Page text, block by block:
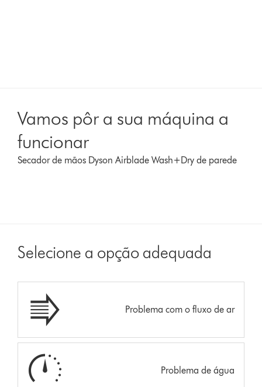
Vamos pôr a sua máquina a
funcionar
Secador de mãos Dyson Airblade Wash+Dry de parede
Selecione a opção adequada
Problema com o fluxo de ar
Problema de água